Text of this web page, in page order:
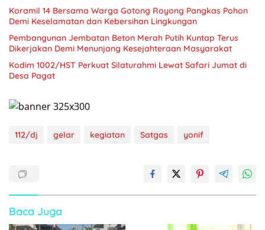
Koramil 14 Bersama Warga Gotong Royong Pangkas Pohon
Demi Keselamatan dan Kebersihan Lingkungan
Pembangunan Jembatan Beton Merah Putih Kuntap Terus
Dikerjakan Demi Menunjang Kesejahteraan Masyarakat
Kodim 1002/HST Perkuat Silaturahmi Lewat Safari Jumat di
Desa Pagat
112/dj gelar kegiatan Satgas yonif
Baca Juga